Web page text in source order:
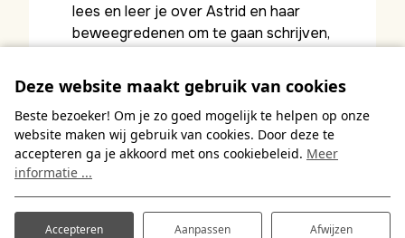
lees en leer je over Astrid en haar
beweegredenen om te gaan schrijven,
op je wacht. Op deze plek ga je even
terug in de tijd en krijg je een inkijkje in
de Zweedse samenleving van ruim een
eeuw geleden.
Lees meer
Deze website maakt gebruik van cookies
Beste bezoeker! Om je zo goed mogelijk te helpen op onze
website maken wij gebruik van cookies. Door deze te
accepteren ga je akkoord met ons cookiebeleid. Meer
informatie ...
Accepteren Aanpassen Afwijzen